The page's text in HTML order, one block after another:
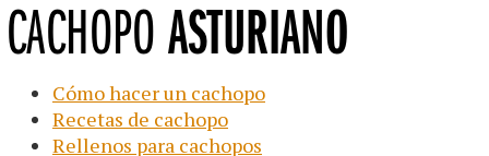
Cómo hacer un cachopo
Recetas de cachopo
Rellenos para cachopos